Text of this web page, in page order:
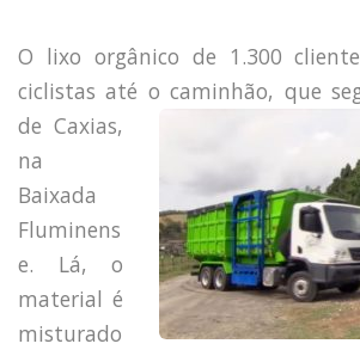
O lixo orgânico de 1.300
ciclistas até o caminhão, que
de Caxias,
na
Baixada
Fluminens
e. Lá, o
material é
misturado